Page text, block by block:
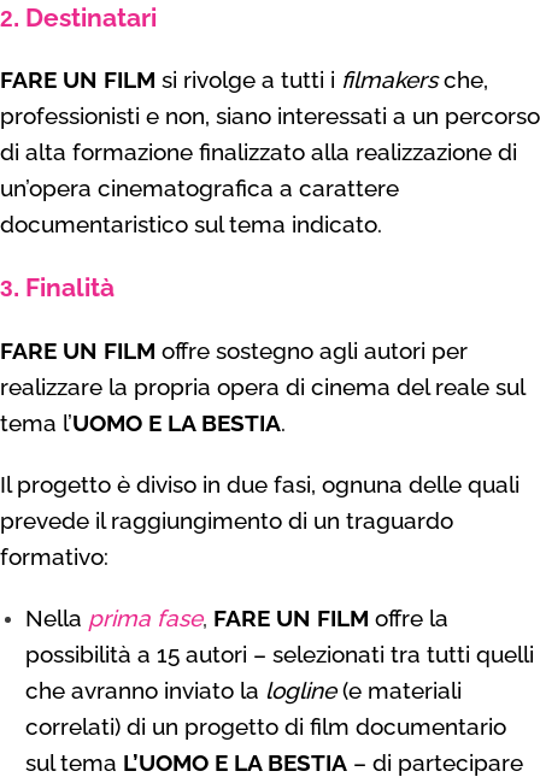
2. Destinatari
FARE UN FILM si rivolge a tutti i filmakersche,
professionisti e non, siano interessati a un percorso
di alta formazione finalizzato alla realizzazione di
un’opera cinematografica a carattere
documentaristico sul tema indicato.
3. Finalità
FARE UN FILM offre sostegno agli autori per
realizzare la propria opera di cinema del reale sul
tema l’UOMO E LA BESTIA.
Il progetto è diviso in due fasi, ognuna delle quali
prevede il raggiungimento di un traguardo
formativo:
Nella prima fase, FARE UN FILM offre la
possibilità a 15 autori – selezionati tra tutti quelli
che avranno inviato la logline(e materiali
correlati) di un progetto di film documentario
sul tema L’UOMO E LA BESTIA– di partecipare